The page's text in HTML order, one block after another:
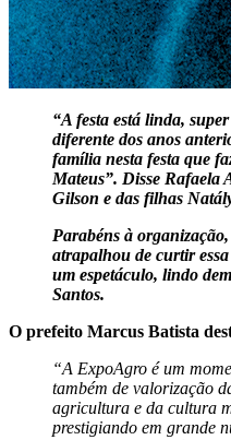
“A festa está linda,
diferente dos anos
família nesta festa que
Mateus”. Disse Rafaela
Gilson e das filhas
Parabéns à
atrapalhou de curtir
um espetáculo, lindo
Santos.
O prefeito Marcus Batista
“A ExpoAgro é um
também de valorização
agricultura e da cultura
prestigiando em grande